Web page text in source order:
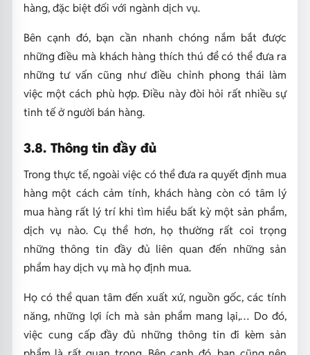
hàng, đặc biệt đối với ngành dịch vụ.
Bên cạnh đó, bạn cần nhanh chóng nắm bắt được
những điều mà khách hàng thích thú để có thể đưa ra
những tư vấn cũng như điều chỉnh phong thái làm
việc một cách phù hợp. Điều này đòi hỏi rất nhiều sự
tinh tế ở người bán hàng.
3.8. Thông tin đầy đủ
Trong thực tế, ngoài việc có thể đưa ra quyết định mua
hàng một cách cảm tính, khách hàng còn có tâm lý
mua hàng rất lý trí khi tìm hiểu bất kỳ một sản phẩm,
dịch vụ nào. Cụ thể hơn, họ thường rất coi trọng
những thông tin đầy đủ liên quan đến những sản
phẩm hay dịch vụ mà họ định mua.
Họ có thể quan tâm đến xuất xứ, nguồn gốc, các tính
năng, những lợi ích mà sản phẩm mang lại,… Do đó,
việc cung cấp đầy đủ những thông tin đi kèm sản